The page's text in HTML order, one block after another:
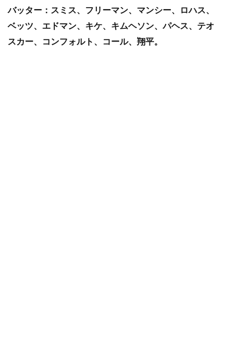
バッター：スミス、フリーマン、マンシー、ロハス、
ベッツ、エドマン、キケ、キムヘソン、パヘス、テオ
スカー、コンフォルト、コール、翔平。